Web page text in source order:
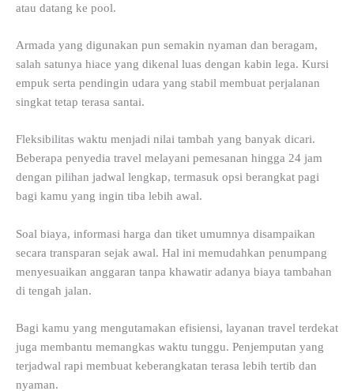
atau datang ke pool.
Armada yang digunakan pun semakin nyaman dan beragam,
salah satunya hiace yang dikenal luas dengan kabin lega. Kursi
empuk serta pendingin udara yang stabil membuat perjalanan
singkat tetap terasa santai.
Fleksibilitas waktu menjadi nilai tambah yang banyak dicari.
Beberapa penyedia travel melayani pemesanan hingga 24 jam
dengan pilihan jadwal lengkap, termasuk opsi berangkat pagi
bagi kamu yang ingin tiba lebih awal.
Soal biaya, informasi harga dan tiket umumnya disampaikan
secara transparan sejak awal. Hal ini memudahkan penumpang
menyesuaikan anggaran tanpa khawatir adanya biaya tambahan
di tengah jalan.
Bagi kamu yang mengutamakan efisiensi, layanan travel terdekat
juga membantu memangkas waktu tunggu. Penjemputan yang
terjadwal rapi membuat keberangkatan terasa lebih tertib dan
nyaman.